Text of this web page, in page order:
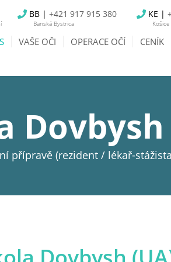
BB | +421 917 915 380
Banská Bystrica
KE |
Košice
VAŠE OČI OPERACE OČÍ CENÍK
Dovbysh
přípravě (rezident / lékař-